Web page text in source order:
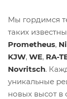
Мы гордимся
таких
Prometheus,
KJW, WE, RA-
Novritsch.
уникальные
новых высот в